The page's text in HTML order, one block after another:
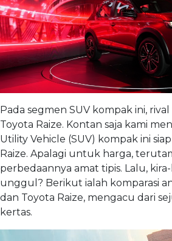
Pada segmen SUV kompak ini,
Toyota Raize. Kontan saja kami
Utility Vehicle (SUV) kompak ini
Raize. Apalagi untuk harga,
perbedaannya amat tipis. Lalu,
unggul? Berikut ialah komparasi
dan Toyota Raize, mengacu dari
kertas.